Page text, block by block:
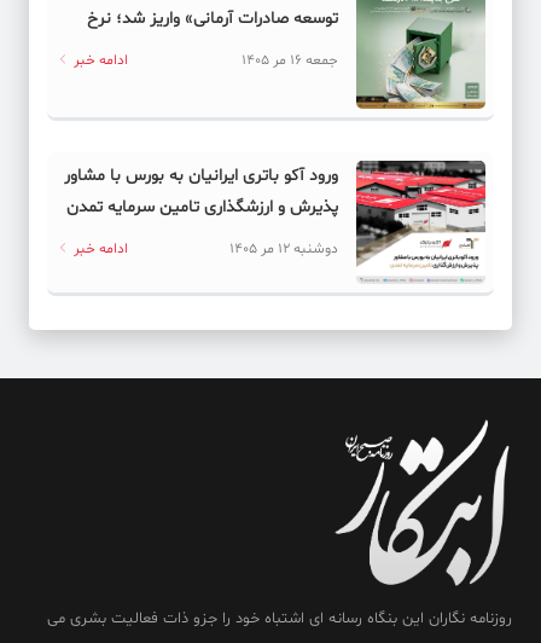
توسعه صادرات آرمانی» واریز شد؛ نرخ
جدید ۲۹.۱ درصد
جمعه 16 مر 1405 ادامه خبر
ورود آکو باتری ایرانیان به بورس با مشاور
پذیرش و ارزشگذاری تامین سرمایه تمدن
دوشنبه 12 مر 1405 ادامه خبر
روزنامه نگاران این بنگاه رسانه ای اشتباه خود را جزو ذات فعالیت بشری می